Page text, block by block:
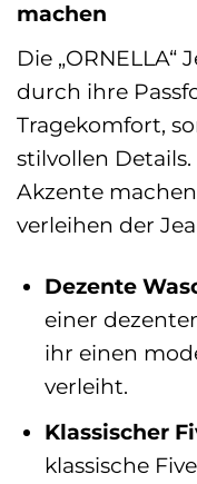
machen
Die
durch ihre
Tragekomfort,
stilvollen
Akzente
verleihen der
Dezente
einer
ihr einen
verleiht.
Klassischer
klassische